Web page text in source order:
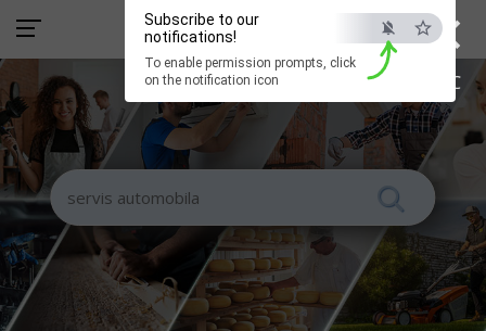
×
ESC
Subscribe to our
notifications!
To enable permission prompts, click
on the notification icon